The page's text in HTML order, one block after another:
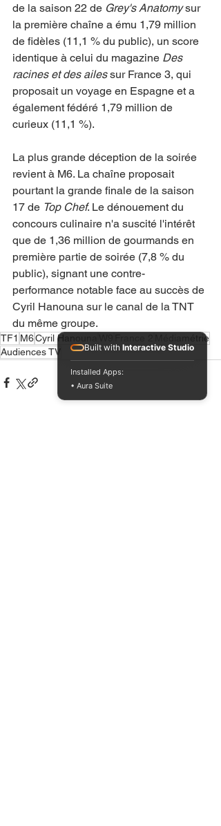
de la saison 22 de Grey's Anatomy sur
la première chaîne a ému 1,79 million
de fidèles (11,1 % du public), un score
identique à celui du magazine Des
racines et des ailes sur France 3, qui
proposait un voyage en Espagne et a
également fédéré 1,79 million de
curieux (11,1 %).
La plus grande déception de la soirée
revient à M6. La chaîne proposait
pourtant la grande finale de la saison
17 de Top Chef. Le dénouement du
concours culinaire n'a suscité l'intérêt
que de 1,36 million de gourmands en
première partie de soirée (7,8 % du
public), signant une contre-
performance notable face au succès de
Cyril Hanouna sur le canal de la TNT
du même groupe.
TF1 M6Cyril Hanouna
Médiamétrie
Audiences TV
Built with Interactive Studio
Installed Apps:
• Aura Suite